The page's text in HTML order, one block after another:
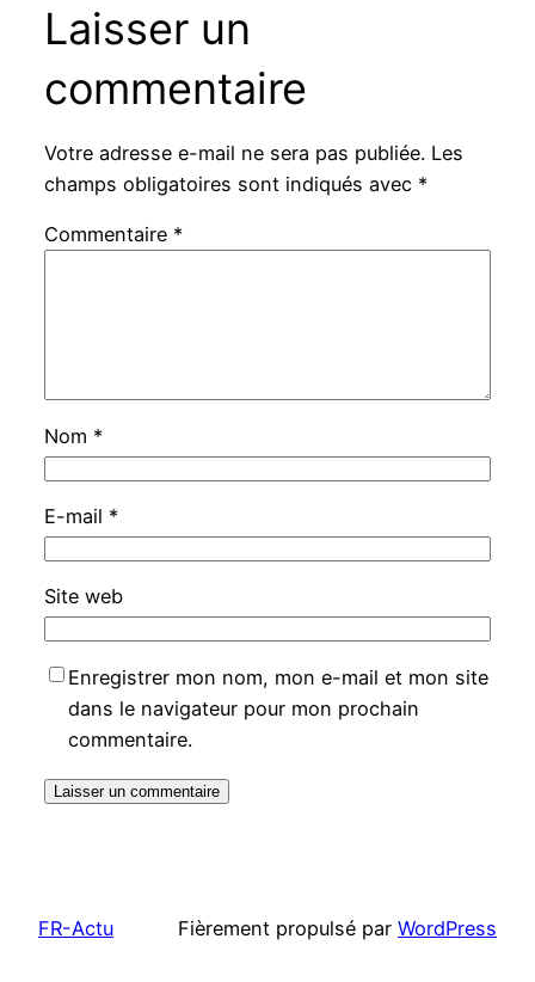
Laisser un
commentaire
Votre adresse e-mail ne sera pas publiée. Les
champs obligatoires sont indiqués avec *
Commentaire *
Nom *
E-mail *
Site web
Enregistrer mon nom, mon e-mail et mon site
dans le navigateur pour mon prochain
commentaire.
FR-Actu Fièrement propulsé par WordPress